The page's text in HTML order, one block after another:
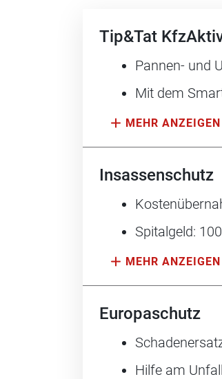
Tip&Tat
Pannen- und
Mit dem
Insassenschutz
Spitalgeld:
Europaschutz
Hilfe am